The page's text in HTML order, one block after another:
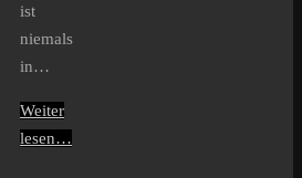
ist
niemals
in…
Weiter
lesen…